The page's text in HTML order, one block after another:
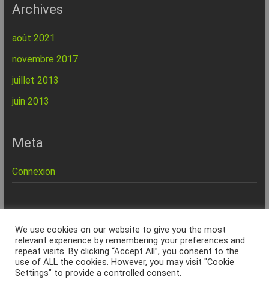
Archives
août 2021
novembre 2017
juillet 2013
juin 2013
Meta
Connexion
Marseille
Accueil Charte Qualité Politique de confidentialité
Services & Tarifs
Formations
Seniors Site internet Dépannage à domicile
ordinateur 13
We use cookies on our website to give you the most
relevant experience by remembering your preferences and
repeat visits. By clicking “Accept All”, you consent to the
use of ALL the cookies. However, you may visit "Cookie
Settings" to provide a controlled consent.